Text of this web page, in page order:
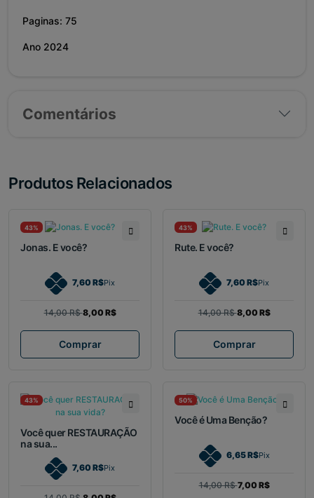
Paginas: 75
Ano 2024
Comentários
Produtos Relacionados
43%
Jonas. E você?
7,60 R$Pix
14,00 R$8,00 R$
Comprar
43%
Rute. E você?
7,60 R$Pix
14,00 R$8,00 R$
Comprar
43%
Você quer RESTAURAÇÃO
na sua...
7,60 R$Pix
50%
Você é Uma Benção?
6,65 R$Pix
14,00 R$7,00 R$